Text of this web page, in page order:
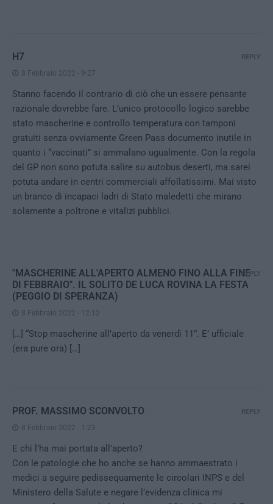
H7
8 Febbraio 2022 - 9:27
Stanno facendo il contrario di ciò che un essere pensante
razionale dovrebbe fare. L’unico protocollo logico sarebbe
stato mascherine e controllo temperatura con tamponi
gratuiti senza ovviamente Green Pass documento inutile in
quanto i “vaccinati” si ammalano ugualmente. Con la regola
del GP non sono potuta salire su autobus deserti, ma sarei
potuta andare in centri commerciali affollatissimi. Mai visto
un branco di incapaci ladri di Stato maledetti che mirano
solamente a poltrone e vitalizi pubblici.
REPLY
"MASCHERINE ALL'APERTO ALMENO FINO ALLA FINE
DI FEBBRAIO". IL SOLITO DE LUCA ROVINA LA FESTA
(PEGGIO DI SPERANZA)
8 Febbraio 2022 - 12:12
[…] “Stop mascherine all’aperto da venerdì 11”. E’ ufficiale
(era pure ora) […]
REPLY
PROF. MASSIMO SCONVOLTO
8 Febbraio 2022 - 1:23
E chi l’ha mai portata all’aperto?
Con le patologie che ho anche se hanno ammaestrato i
medici a seguire pedissequamente le circolari INPS e del
Ministero della Salute e negare l’evidenza clinica mi
REPLY